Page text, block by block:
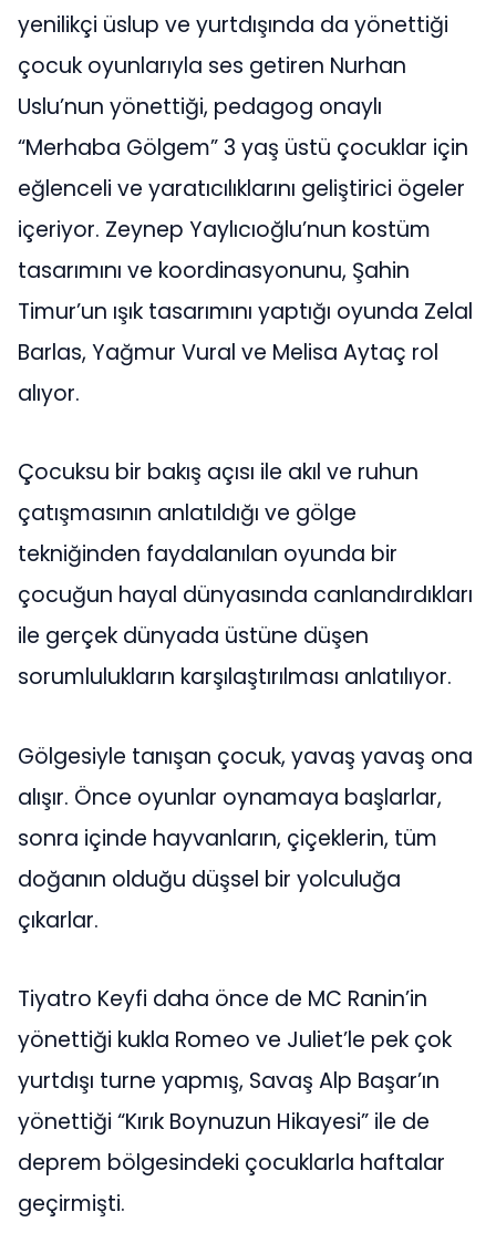
yenilikçi üslup ve yurtdışında da yönettiği
çocuk oyunlarıyla ses getiren Nurhan
Uslu’nun yönettiği, pedagog onaylı
“Merhaba Gölgem” 3 yaş üstü çocuklar için
eğlenceli ve yaratıcılıklarını geliştirici ögeler
içeriyor. Zeynep Yaylıcıoğlu’nun kostüm
tasarımını ve koordinasyonunu, Şahin
Timur’un ışık tasarımını yaptığı oyunda Zelal
Barlas, Yağmur Vural ve Melisa Aytaç rol
alıyor.
Çocuksu bir bakış açısı ile akıl ve ruhun
çatışmasının anlatıldığı ve gölge
tekniğinden faydalanılan oyunda bir
çocuğun hayal dünyasında canlandırdıkları
ile gerçek dünyada üstüne düşen
sorumlulukların karşılaştırılması anlatılıyor.
Gölgesiyle tanışan çocuk, yavaş yavaş ona
alışır. Önce oyunlar oynamaya başlarlar,
sonra içinde hayvanların, çiçeklerin, tüm
doğanın olduğu düşsel bir yolculuğa
çıkarlar.
Tiyatro Keyfi daha önce de MC Ranin’in
yönettiği kukla Romeo ve Juliet’le pek çok
yurtdışı turne yapmış, Savaş Alp Başar’ın
yönettiği “Kırık Boynuzun Hikayesi” ile de
deprem bölgesindeki çocuklarla haftalar
geçirmişti.